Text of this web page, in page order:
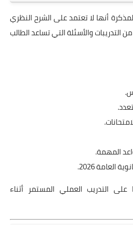
أنها لا تعتمد على الشرح النظري
التدريبات والأسئلة التي تساعد الطالب
المهمة.
العامة 2026.
التدريب العملي المستمر أثناء